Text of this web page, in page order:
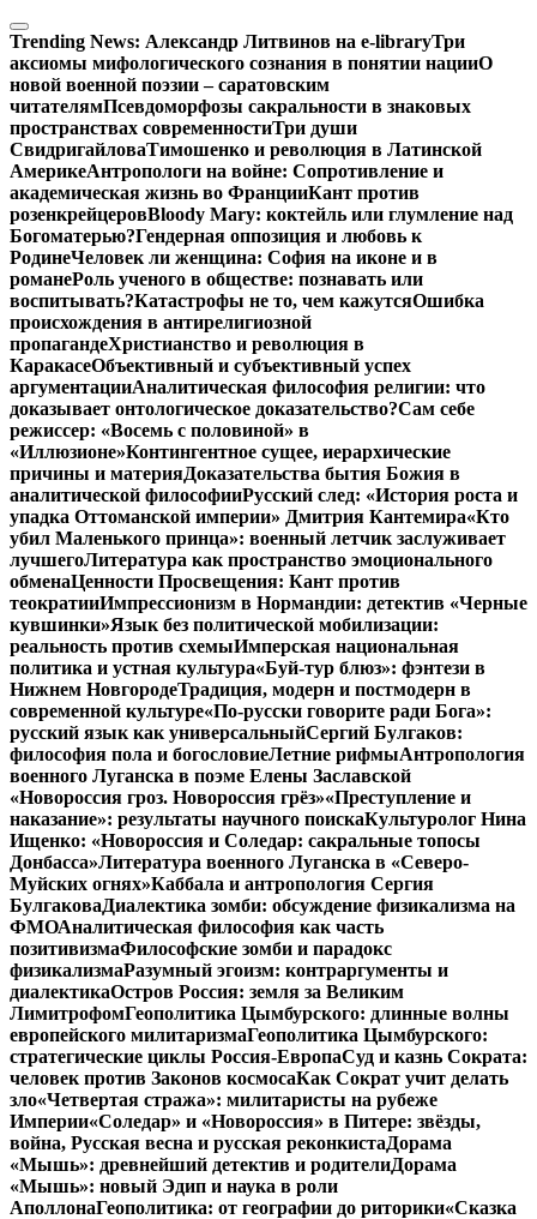
Перейти
к
содержимому
Trending News: Александр Литвинов на e-libraryТри
аксиомы мифологического сознания в понятии нацииО
новой военной поэзии – саратовским
читателямПсевдоморфозы сакральности в знаковых
пространствах современностиТри души
СвидригайловаТимошенко и революция в Латинской
АмерикеАнтропологи на войне: Сопротивление и
академическая жизнь во ФранцииКант против
розенкрейцеровBloody Mary: коктейль или глумление над
Богоматерью?Гендерная оппозиция и любовь к
РодинеЧеловек ли женщина: София на иконе и в
романеРоль ученого в обществе: познавать или
воспитывать?Катастрофы не то, чем кажутсяОшибка
происхождения в антирелигиозной
пропагандеХристианство и революция в
КаракасеОбъективный и субъективный успех
аргументацииАналитическая философия религии: что
доказывает онтологическое доказательство?Сам себе
режиссер: «Восемь с половиной» в
«Иллюзионе»Контингентное сущее, иерархические
причины и материяДоказательства бытия Божия в
аналитической философииРусский след: «История роста и
упадка Оттоманской империи» Дмитрия Кантемира«Кто
убил Маленького принца»: военный летчик заслуживает
лучшегоЛитература как пространство эмоционального
обменаЦенности Просвещения: Кант против
теократииИмпрессионизм в Нормандии: детектив «Черные
кувшинки»Язык без политической мобилизации:
реальность против схемыИмперская национальная
политика и устная культура«Буй-тур блюз»: фэнтези в
Нижнем НовгородеТрадиция, модерн и постмодерн в
современной культуре«По-русски говорите ради Бога»:
русский язык как универсальныйСергий Булгаков:
философия пола и богословиеЛетние рифмыАнтропология
военного Луганска в поэме Елены Заславской
«Новороссия гроз. Новороссия грёз»«Преступление и
наказание»: результаты научного поискаКультуролог Нина
Ищенко: «Новороссия и Соледар: сакральные топосы
Донбасса»Литература военного Луганска в «Северо-
Муйских огнях»Каббала и антропология Сергия
БулгаковаДиалектика зомби: обсуждение физикализма на
ФМОАналитическая философия как часть
позитивизмаФилософские зомби и парадокс
физикализмаРазумный эгоизм: контраргументы и
диалектикаОстров Россия: земля за Великим
ЛимитрофомГеополитика Цымбурского: длинные волны
европейского милитаризмаГеополитика Цымбурского:
стратегические циклы Россия-ЕвропаСуд и казнь Сократа:
человек против Законов космосаКак Сократ учит делать
зло«Четвертая стража»: милитаристы на рубеже
Империи«Соледар» и «Новороссия» в Питере: звёзды,
война, Русская весна и русская реконкистаДорама
«Мышь»: древнейший детектив и родителиДорама
«Мышь»: новый Эдип и наука в роли
АполлонаГеополитика: от географии до риторики«Сказка